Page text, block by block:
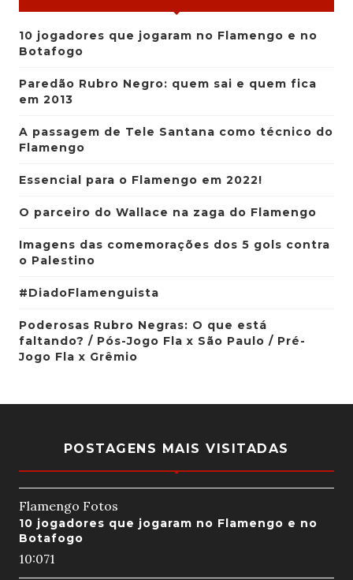
10 jogadores que jogaram no Flamengo e no
Botafogo
Paredão Rubro Negro: quem sai e quem fica
em 2013
A passagem de Tele Santana como técnico do
Flamengo
Essencial para o Flamengo em 2022!
O parceiro do Wallace na zaga do Flamengo
Imagens das comemorações dos 5 gols contra
o Palestino
#DiadoFlamenguista
Poderosas Rubro Negras: O que está
faltando? / Pós-Jogo Fla x São Paulo / Pré-
Jogo Fla x Grêmio
POSTAGENS MAIS VISITADAS
Flamengo Fotos
10 jogadores que jogaram no Flamengo e no
Botafogo
10:071